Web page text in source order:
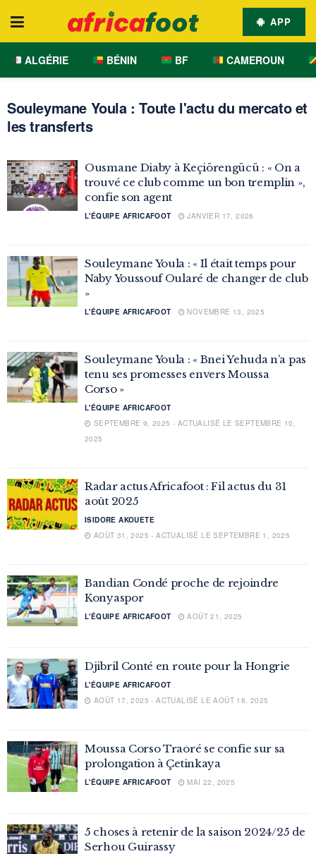
APP
ALGÉRIE BÉNIN BF CAMEROUN
Souleymane Youla : Toute l'actu du mercato et
les transferts
Ousmane Diaby à Keçiörengücü : « On a
trouvé ce club comme un bon tremplin »,
confie son agent
L'ÉQUIPE AFRICAFOOT JANVIER 17, 2026
Souleymane Youla : « Il était temps pour
Naby Youssouf Oularé de changer de club
»
L'ÉQUIPE AFRICAFOOT NOVEMBRE 13, 2025
Souleymane Youla : « Bnei Yehuda n’a pas
tenu ses promesses envers Moussa
Corso »
L'ÉQUIPE AFRICAFOOT
SEPTEMBRE 9, 2025 - ACTUALISÉ LE SEPTEMBRE 10,
2025
Radar actus Africafoot : Fil actus du 31
août 2025
ISIDORE AKOUETE
AOÛT 31, 2025 - ACTUALISÉ LE SEPTEMBRE 1, 2025
Bandian Condé proche de rejoindre
Konyaspor
L'ÉQUIPE AFRICAFOOT AOÛT 21, 2025
Djibril Conté en route pour la Hongrie
L'ÉQUIPE AFRICAFOOT
AOÛT 17, 2025 - ACTUALISÉ LE AOÛT 18, 2025
Moussa Corso Traoré se confie sur sa
prolongation à Çetinkaya
L'ÉQUIPE AFRICAFOOT MAI 22, 2025
5 choses à retenir de la saison 2024/25 de
Serhou Guirassy